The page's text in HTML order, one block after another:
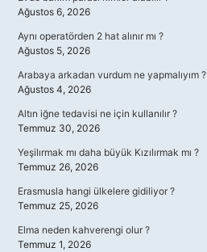
Ağustos 6, 2026
Aynı operatörden 2 hat alınır mı ?
Ağustos 5, 2026
Arabaya arkadan vurdum ne yapmalıyım ?
Ağustos 4, 2026
Altın iğne tedavisi ne için kullanılır ?
Temmuz 30, 2026
Yeşilırmak mı daha büyük Kızılırmak mı ?
Temmuz 26, 2026
Erasmusla hangi ülkelere gidiliyor ?
Temmuz 25, 2026
Elma neden kahverengi olur ?
Temmuz 1, 2026